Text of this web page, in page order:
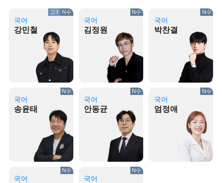
국어
강민철
고3 N수
국어
김정원
N수
국어
박찬결
N수
국어
송윤태
N수
국어
안동균
N수
국어
엄정애
N수
국어
N수
국어
N수